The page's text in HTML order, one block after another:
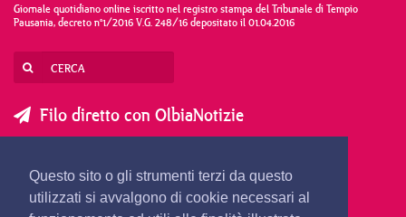
Questo sito o gli strumenti terzi da questo
utilizzati si avvalgono di cookie necessari al
Giornale quotidiano online iscritto nel registro stampa del Tribunale di Tempio
Pausania, decreto n°1/2016 V.G. 248/16 depositato il 01.04.2016
Filo diretto con OlbiaNotizie
SEGNALA UNA NOTIZIA
SEGNALA UN EVENTO